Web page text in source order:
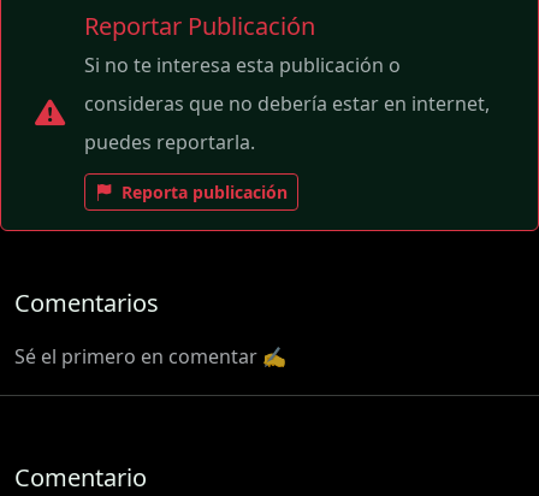
Reportar Publicación
Si no te interesa esta publicación o
consideras que no debería estar en internet,
puedes reportarla.
Reporta publicación
Comentarios
Sé el primero en comentar ✍️
Comentario